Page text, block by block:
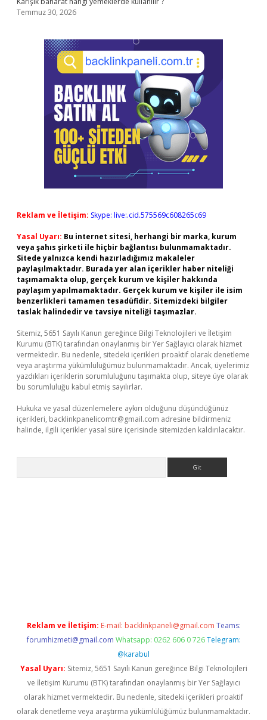
Temmuz 30, 2026
Reklam ve İletişim: Skype: live:.cid.575569c608265c69
Yasal Uyarı: Bu internet sitesi, herhangi bir marka, kurum
veya şahıs şirketi ile hiçbir bağlantısı bulunmamaktadır.
Sitede yalnızca kendi hazırladığımız makaleler
paylaşılmaktadır. Burada yer alan içerikler haber niteliği
taşımamakta olup, gerçek kurum ve kişiler hakkında
paylaşım yapılmamaktadır. Gerçek kurum ve kişiler ile isim
benzerlikleri tamamen tesadüfidir. Sitemizdeki bilgiler
taslak halindedir ve tavsiye niteliği taşımazlar.
Sitemiz, 5651 Sayılı Kanun gereğince Bilgi Teknolojileri ve İletişim
Kurumu (BTK) tarafından onaylanmış bir Yer Sağlayıcı olarak hizmet
vermektedir. Bu nedenle, sitedeki içerikleri proaktif olarak denetleme
veya araştırma yükümlülüğümüz bulunmamaktadır. Ancak, üyelerimiz
yazdıkları içeriklerin sorumluluğunu taşımakta olup, siteye üye olarak
bu sorumluluğu kabul etmiş sayılırlar.
Hukuka ve yasal düzenlemelere aykırı olduğunu düşündüğünüz
içerikleri, backlinkpanelicomtr@gmail.com adresine bildirmeniz
halinde, ilgili içerikler yasal süre içerisinde sitemizden kaldırılacaktır.
Reklam ve İletişim: E-mail: backlinkpaneli@gmail.com Teams:
forumhizmeti@gmail.com Whatsapp: 0262 606 0 726 Telegram:
@karabul
Yasal Uyarı: Sitemiz, 5651 Sayılı Kanun gereğince Bilgi Teknolojileri
ve İletişim Kurumu (BTK) tarafından onaylanmış bir Yer Sağlayıcı
olarak hizmet vermektedir. Bu nedenle, sitedeki içerikleri proaktif
olarak denetleme veya araştırma yükümlülüğümüz bulunmamaktadır.